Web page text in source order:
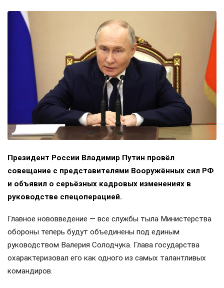
Президент России Владимир Путин провёл
совещание с представителями Вооружённых сил РФ
и объявил о серьёзных кадровых изменениях в
руководстве спецоперацией.
Главное нововведение — все службы тыла Министерства
обороны теперь будут объединены под единым
руководством Валерия Солодчука. Глава государства
охарактеризовал его как одного из самых талантливых
командиров.